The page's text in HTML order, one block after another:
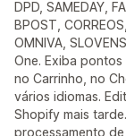
DPD, SAMEDAY,
BPOST,
OMNIVA,
One. Exiba
no Carrinho, no
vários idiomas.
Shopify mais
processamento